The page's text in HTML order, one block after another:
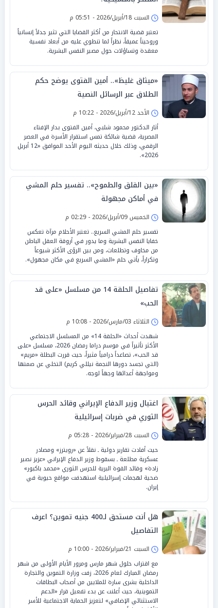
السبت 18/أبريل/2026 - 05:51 م
تعتبر قضية الانتحار من أكثر القضايا التي تثير جدلاً إنسانياً
وروحيناً عميقاً، نظراً لما تنطوي عليه من أبعاد نفسية
معقدة وتساؤلات حول مصير النفس البشرية.
«ميثاق غليظ».. أمين الفتوى يوضح حكم
الطلاق عبر الرسائل النصية
الأحد 12/أبريل/2026 - 10:22 م
أثار الدكتور محمود شلبي، أمين الفتوى بدار الإفتاء
المصرية، قضية شائكة تمس استقرار الأسرة في العصر
الرقمي، وذلك خلال حديثه اليوم الأحد الموافق «12 أبريل
2026».
«بين القلق والطموح».. تفسير حلم المشي
في أماكن مجهولة
الخميس 09/أبريل/2026 - 02:29 م
تفسير حلم المشي السريع.. تعتبر الأحلام مرآة تعكس
خفايا النفس البشرية وما يدور في أروقة العقل الباطن
من مخاوف وتطلعات، ومن بين الرؤى الأكثر شيوعاً
وتكراراً، يأتي حلم «المشي السريع في مكان مجهول».
تفاصيل الحلقة 14 من مسلسل «على قد
الحب»
الثلاثاء 03/مارس/2026 - 10:08 م
شهدت أحداث «الحلقة 14» من المسلسل الاجتماعي
الأكثر تأثيراً في موسم دراما رمضان 2026، مسلسل «على
قد الحب»، تصاعداً درامياً مثيراً، حيث قررت البطلة «مريم»
(التي تجسد دورها النجمة نيللي كريم) التخلي عن صمتها
ومواجهة أعدائها وجهاً لوجه.
اغتيال وزير الدفاع الإيراني وقائد الحرس
الثوري في ضربات إسرائيلية
السبت 28/فبراير/2026 - 05:28 م
حيث أفادت تقارير دولية ـ نقلاً عن «رويترز» ومصادر
عسكرية مطلعة ـ بسقوط وزير الدفاع الإيراني «عزيز نصير
زادة» وقائد القوة البرية للحرس الثوري «محمد باكبور»
ضحية لهجمات إسرائيلية استهدفت مواقع حيوية في
إيران.
هل أنت مستحق لـ400 جنيه تموين؟ اعرف
التفاصيل
السبت 21/فبراير/2026 - 10:00 م
مع اقتراب حلول شهر مارس ومرور الأيام الأولى من شهر
رمضان المبارك لعام 2026، زفت وزارة التموين والتجارة
الداخلية بشرى سارة للملايين من أصحاب البطاقات
التموينية، حيث أعلنت عن بدء تفعيل قرار «الدعم
الاستثنائي الإضافي» لتعزيز الحماية الاجتماعية للأسر